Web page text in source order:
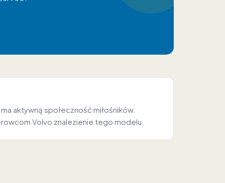
aktywną społeczność miłośników.
Volvo znalezienie tego modelu.